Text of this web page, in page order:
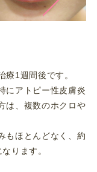
療1週間後です。
にアトピー性皮膚炎
は、複数のホクロや
もほとんどなく、約
ります。